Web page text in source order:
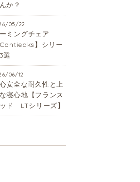
か？
05/22
ミングチェア
Contieaks】シリー
選
06/12
安全な耐久性と上
寝心地【フランス
ド LTシリーズ】